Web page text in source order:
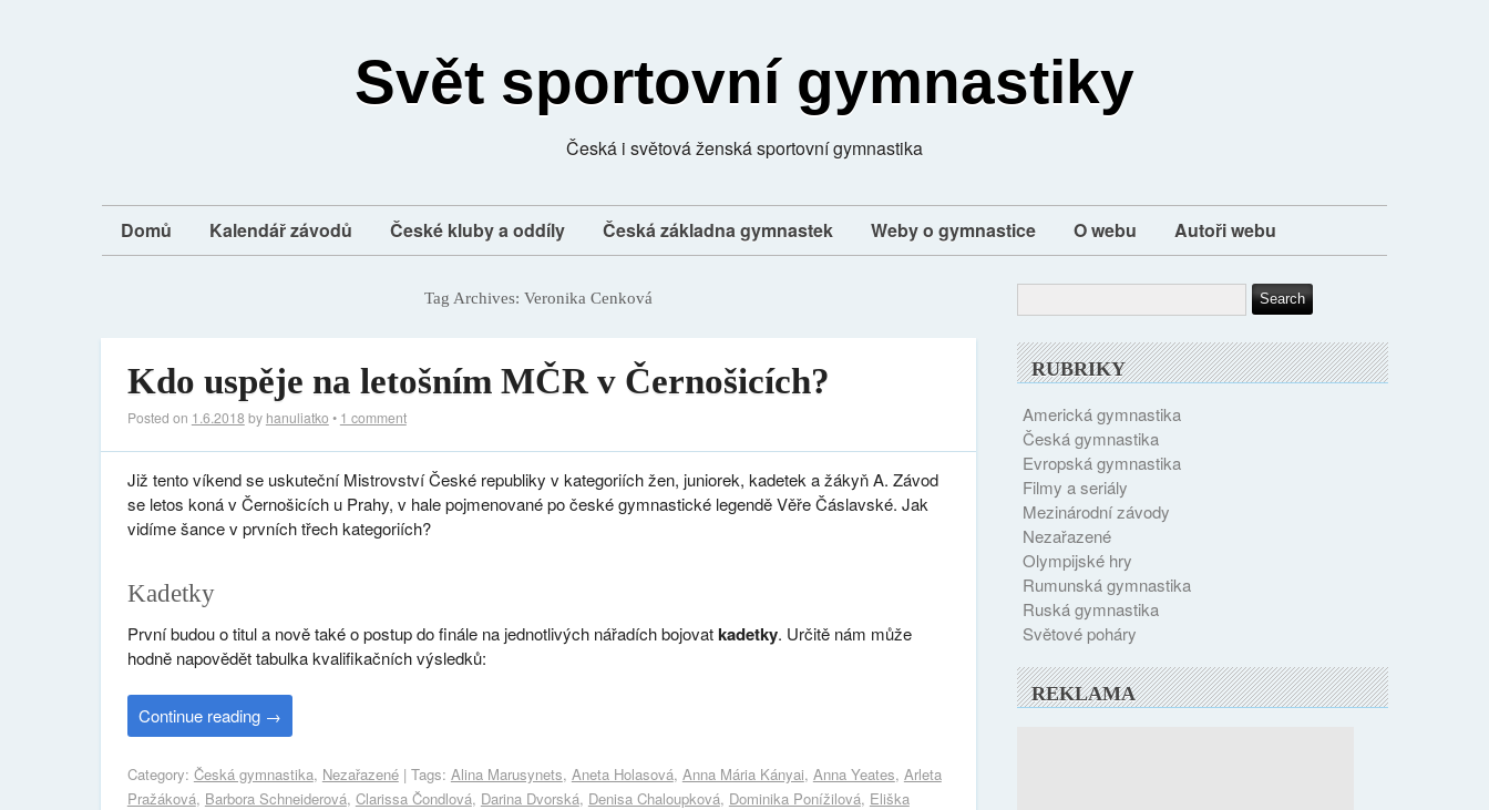
Svět sportovní gymnastiky
Česká i světová ženská sportovní gymnastika
Domů Kalendář závodů České kluby a oddíly Česká základna gymnastek Weby o gymnastice O webu Autoři webu
Tag Archives:Veronika Cenková
Kdo uspěje na letošním MČR v Černošicích?
Posted on 1.6.2018 by hanuliatko • 1 comment
Již tento víkend se uskuteční Mistrovství České republiky v kategoriích žen, juniorek, kadetek a žákyň A. Závod
se letos koná v Černošicích u Prahy, v hale pojmenované po české gymnastické legendě Věře Čáslavské. Jak
vidíme šance v prvních třech kategoriích?
Kadetky
První budou o titul a nově také o postup do finále na jednotlivých nářadích bojovatkadetky. Určitě nám může
hodně napovědět tabulka kvalifikačních výsledků:
Continue reading →
Category: Česká gymnastika, Nezařazené| Tags: Alina Marusynets, Aneta Holasová, Anna Mária Kányai, Anna Yeates, Arleta
Pražáková, Barbora Schneiderová, Clarissa Čondlová, Darina Dvorská, Denisa Chaloupková, Dominika Ponížilová, Eliška
RUBRIKY
Americká gymnastika
Česká gymnastika
Evropská gymnastika
Filmy a seriály
Mezinárodní závody
Nezařazené
Olympijské hry
Rumunská gymnastika
Ruská gymnastika
Světové poháry
REKLAMA